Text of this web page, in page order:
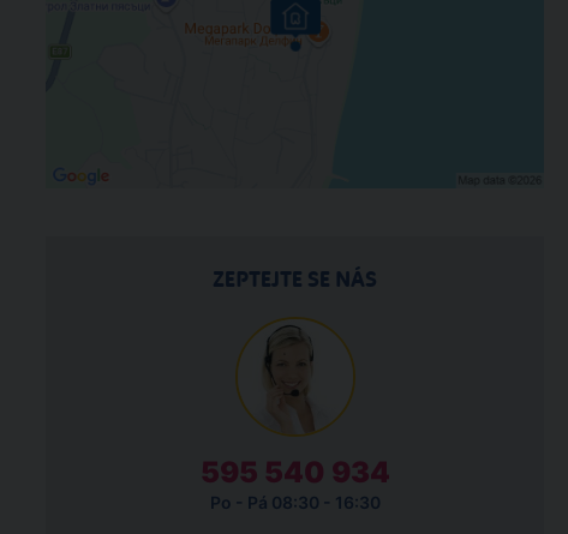
ZEPTEJTE SE NÁS
595 540 934
Po - Pá 08:30 - 16:30